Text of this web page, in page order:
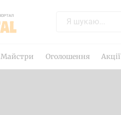
Майстри Оголошення Акції